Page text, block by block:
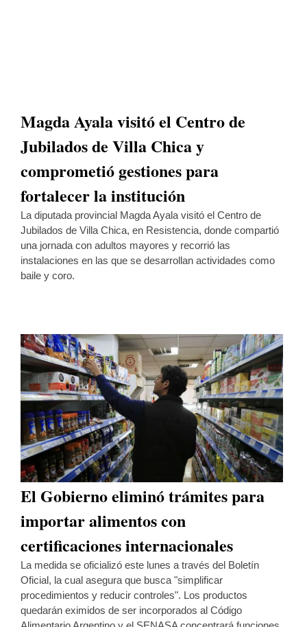
Magda Ayala visitó el Centro de
Jubilados de Villa Chica y
comprometió gestiones para
fortalecer la institución
La diputada provincial Magda Ayala visitó el Centro de
Jubilados de Villa Chica, en Resistencia, donde compartió
una jornada con adultos mayores y recorrió las
instalaciones en las que se desarrollan actividades como
baile y coro.
El Gobierno eliminó trámites para
importar alimentos con
certificaciones internacionales
La medida se oficializó este lunes a través del Boletín
Oficial, la cual asegura que busca "simplificar
procedimientos y reducir controles". Los productos
quedarán eximidos de ser incorporados al Código